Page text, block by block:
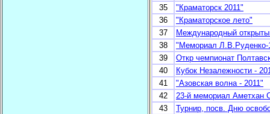
35
"Краматорск 2011"
36
"Краматорское лето"
37
Международный
38
"Мемориал Л.В.Руденко-
39
Откр чемпионат
40
Кубок Незалежности -
41
"Азовская волна - 2011"
42
23-й мемориал Аметхан
43
Турнир, посв. Дню